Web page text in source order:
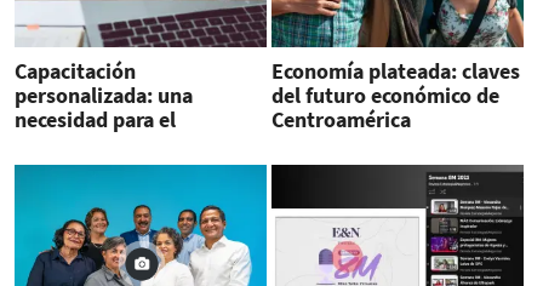
Capacitación
personalizada: una
necesidad para el
Economía plateada: claves
del futuro económico de
Centroamérica